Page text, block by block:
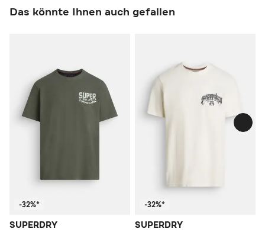
Das könnte Ihnen auch gefallen
-32%*
SUPERDRY
-32%*
SUPERDRY